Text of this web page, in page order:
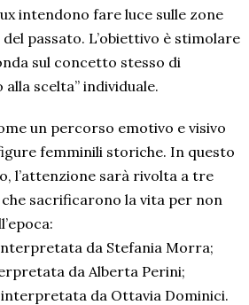
intendono fare luce sulle zone
passato. L’obiettivo è stimolare
sul concetto stesso di
scelta” individuale.
un percorso emotivo e visivo
femminili storiche. In questo
l’attenzione sarà rivolta a tre
sacrificarono la vita per non
da Stefania Morra;
da Alberta Perini;
interpretata da Ottavia Dominici.